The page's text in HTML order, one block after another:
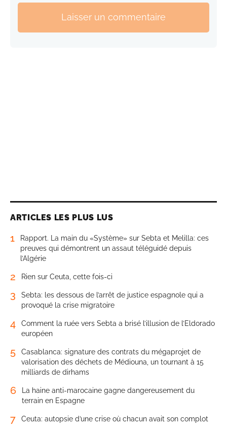
Laisser un commentaire
ARTICLES LES PLUS LUS
1
Rapport. La main du «Système» sur Sebta et Melilla: ces
preuves qui démontrent un assaut téléguidé depuis
l’Algérie
2 Rien sur Ceuta, cette fois-ci
3
Sebta: les dessous de l’arrêt de justice espagnole qui a
provoqué la crise migratoire
4
Comment la ruée vers Sebta a brisé l’illusion de l’Eldorado
européen
5
Casablanca: signature des contrats du mégaprojet de
valorisation des déchets de Médiouna, un tournant à 15
milliards de dirhams
6
La haine anti-marocaine gagne dangereusement du
terrain en Espagne
7 Ceuta: autopsie d’une crise où chacun avait son complot